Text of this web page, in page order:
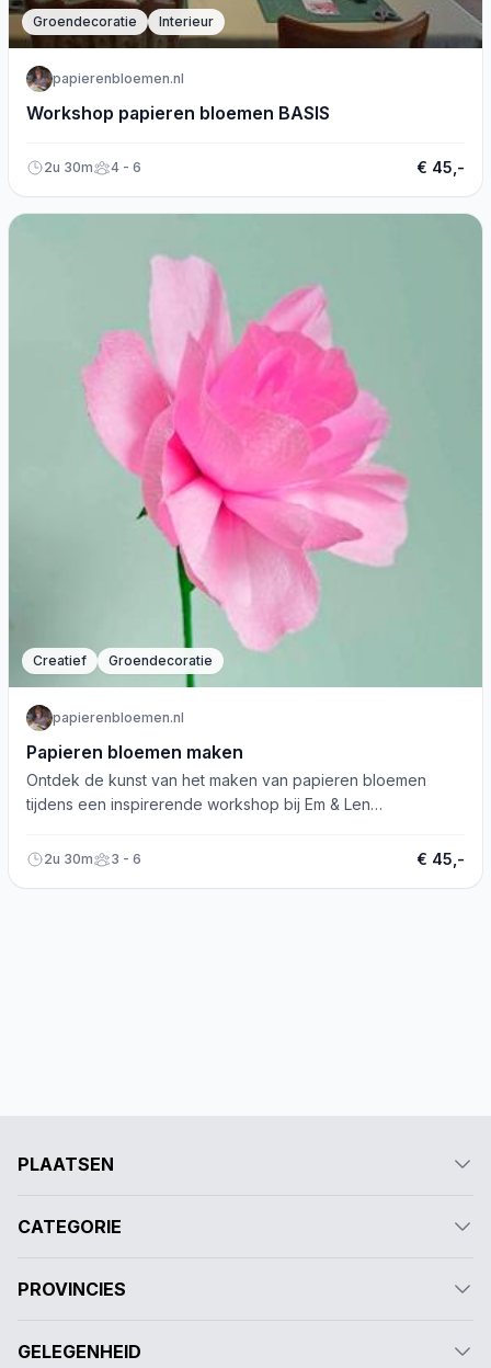
Groendecoratie Interieur
papierenbloemen.nl
Workshop papieren bloemen BASIS
2u 30m 4 - 6 € 45,-
Creatief Groendecoratie
papierenbloemen.nl
Papieren bloemen maken
Ontdek de kunst van het maken van papieren bloemen
tijdens een inspirerende workshop bij Em & Len
2u 30m 3 - 6 € 45,-
PLAATSEN
CATEGORIE
PROVINCIES
GELEGENHEID